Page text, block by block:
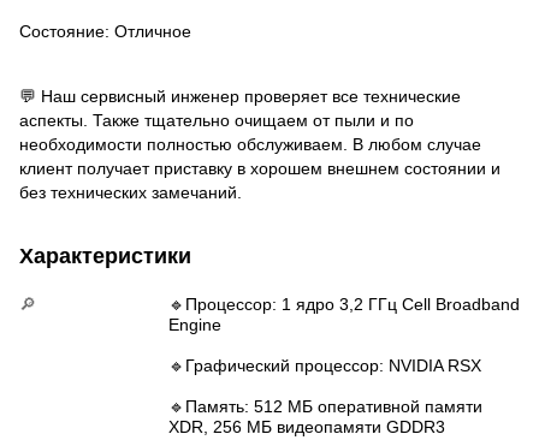
Состояние: Отличное
💬 Наш сервисный инженер проверяет все технические
аспекты. Также тщательно очищаем от пыли и по
необходимости полностью обслуживаем. В любом случае
клиент получает приставку в хорошем внешнем состоянии и
без технических замечаний.
Характеристики
🔎
🔹Процессор: 1 ядро 3,2 ГГц Cell Broadband
Engine
🔹Графический процессор: NVIDIA RSX
🔹Память: 512 МБ оперативной памяти
XDR, 256 МБ видеопамяти GDDR3